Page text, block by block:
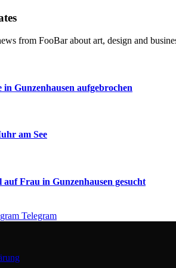
from FooBar about art, design and
Gunzenhausen aufgebrochen
am See
Frau in Gunzenhausen gesucht
Telegram